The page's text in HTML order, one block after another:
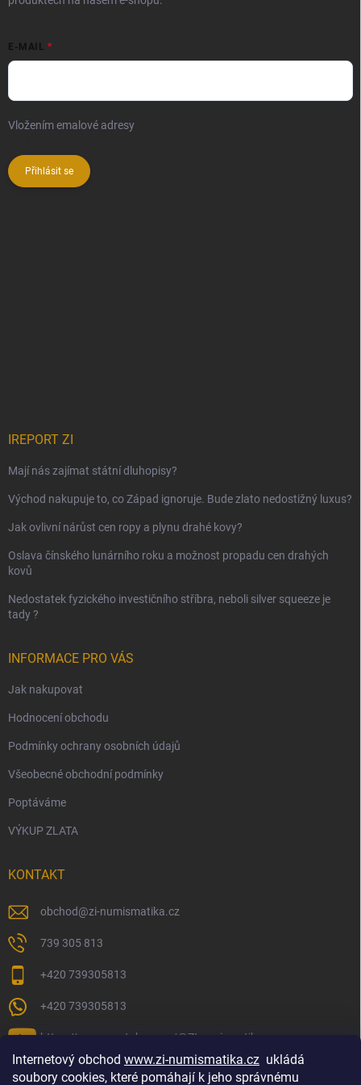
Internetový obchod www.zi-numismatika.cz ukládá
soubory cookies, které pomáhají k jeho správnému
E-MAIL
Vložením emalové adresy
Přihlásit se
IREPORT ZI
Mají nás zajímat státní dluhopisy?
Východ nakupuje to, co Západ ignoruje. Bude zlato nedostižný luxus?
Jak ovlivní nárůst cen ropy a plynu drahé kovy?
Oslava čínského lunárního roku a možnost propadu cen drahých
kovů
Nedostatek fyzického investičního stříbra, neboli silver squeeze je
tady ?
INFORMACE PRO VÁS
Jak nakupovat
Hodnocení obchodu
Podmínky ochrany osobních údajů
Všeobecné obchodní podmínky
Poptáváme
VÝKUP ZLATA
KONTAKT
obchod@zi-numismatika.cz
739 305 813
+420 739305813
+420 739305813
https://www.youtube.com/@ZInumismatika